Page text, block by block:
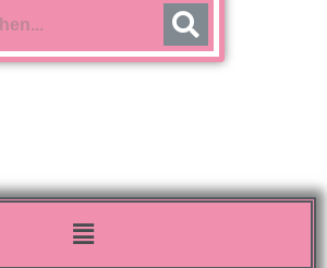
Menü